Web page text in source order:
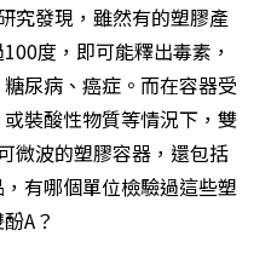
究發現，雖然有的塑膠產
度，即可能釋出毒素，
尿病、癌症。而在容器受
裝酸性物質等情況下，雙
微波的塑膠容器，還包括
有哪個單位檢驗過這些塑
A？